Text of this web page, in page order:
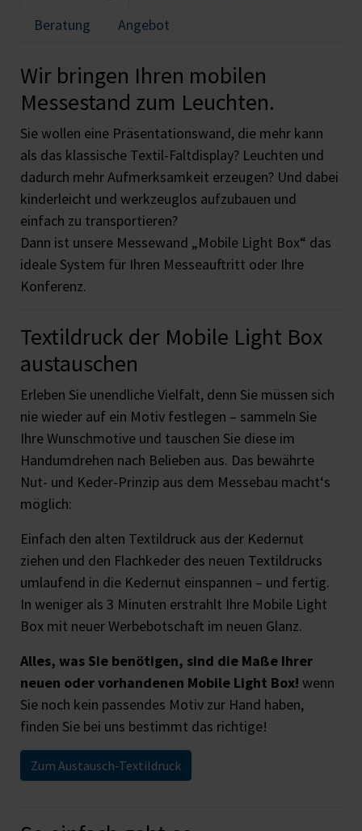
Beratung
Angebot
Wir bringen Ihren mobilen
Messestand zum Leuchten.
Sie wollen eine Präsentationswand, die mehr kann
als das klassische Textil-Faltdisplay? Leuchten und
dadurch mehr Aufmerksamkeit erzeugen? Und dabei
kinderleicht und werkzeuglos aufzubauen und
einfach zu transportieren?
Dann ist unsere Messewand „Mobile Light Box“ das
ideale System für Ihren Messeauftritt oder Ihre
Konferenz.
Textildruck der Mobile Light Box
austauschen
Erleben Sie unendliche Vielfalt, denn Sie müssen sich
nie wieder auf ein Motiv festlegen – sammeln Sie
Ihre Wunschmotive und tauschen Sie diese im
Handumdrehen nach Belieben aus. Das bewährte
Nut- und Keder-Prinzip aus dem Messebau macht‘s
möglich:
Einfach den alten Textildruck aus der Kedernut
ziehen und den Flachkeder des neuen Textildrucks
umlaufend in die Kedernut einspannen – und fertig.
In weniger als 3 Minuten erstrahlt Ihre Mobile Light
Box mit neuer Werbebotschaft im neuen Glanz.
Alles, was Sie benötigen, sind die Maße Ihrer
neuen oder vorhandenen Mobile Light Box! wenn
Sie noch kein passendes Motiv zur Hand haben,
finden Sie bei uns bestimmt das richtige!
Zum Austausch-Textildruck